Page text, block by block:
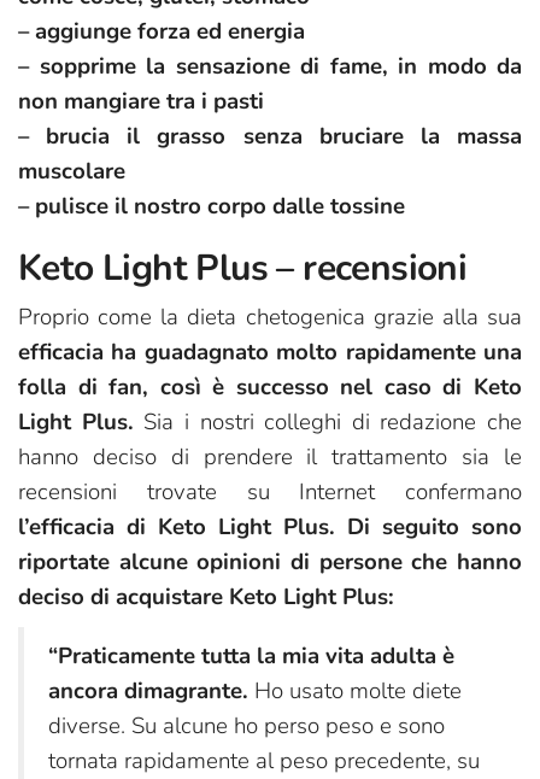
– aggiunge forza ed energia
– sopprime la sensazione di fame, in modo da
non mangiare tra i pasti
– brucia il grasso senza bruciare la massa
muscolare
– pulisce il nostro corpo dalle tossine
Keto Light Plus – recensioni
Proprio come la dieta chetogenica grazie alla sua
efficacia ha guadagnato molto rapidamente una
folla di fan, così è successo nel caso di Keto
Light Plus. Sia i nostri colleghi di redazione che
hanno deciso di prendere il trattamento sia le
recensioni trovate su Internet confermano
l’efficacia di Keto Light Plus. Di seguito sono
riportate alcune opinioni di persone che hanno
deciso di acquistare Keto Light Plus:
“Praticamente tutta la mia vita adulta è
ancora dimagrante. Ho usato molte diete
diverse. Su alcune ho perso peso e sono
tornata rapidamente al peso precedente, su